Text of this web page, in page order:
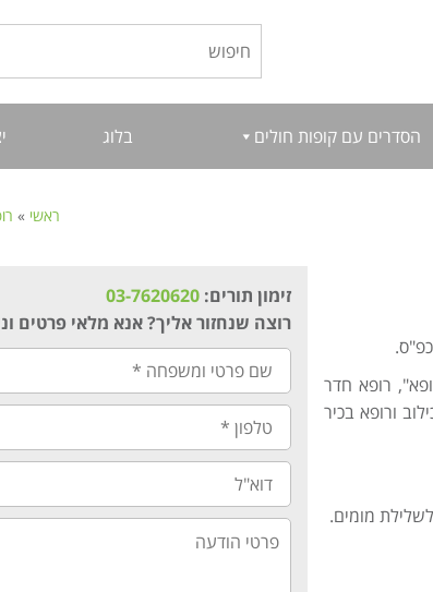
הסדרים עם קופות חולים בלוג
ראשי »
רופא חדר
ורופא בכיר
מומים.
זימון תורים: 03-7620620
רוצה שנחזור אליך? אנא מלאי פרטים
שם
פרטי
ומשפחה
*
טלפון
דוא"ל
פרטי
הודעה